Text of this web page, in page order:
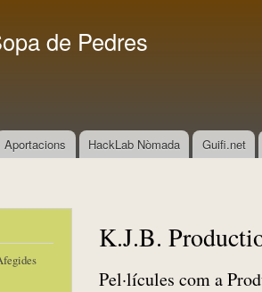
de Pedres
Aportacions HackLab Nòmada Guifi.net
K.J.B.
Pel·lícules com a